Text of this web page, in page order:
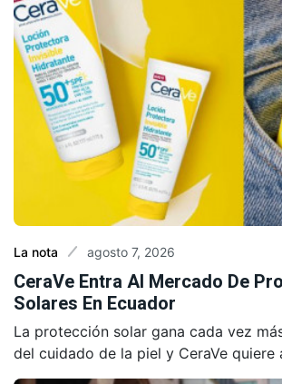
La nota agosto 7, 2026
CeraVe Entra Al Mercado De
Solares En Ecuador
La protección solar gana cada vez
del cuidado de la piel y CeraVe quiere